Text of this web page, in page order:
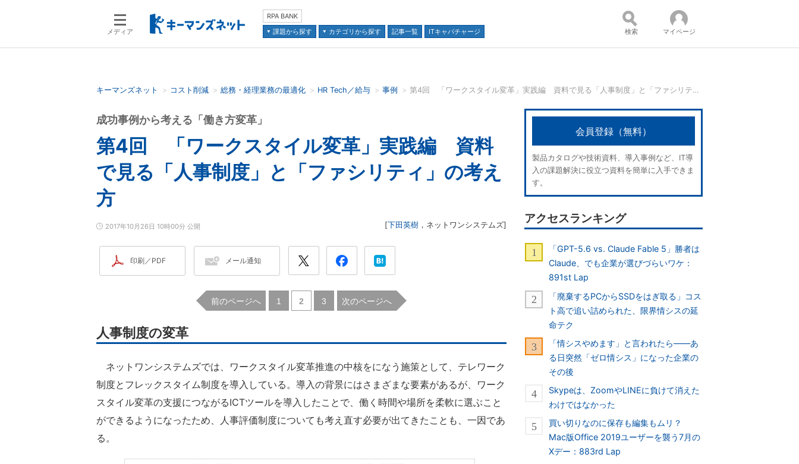
メディア
RPA BANK
課題から探す
カテゴリから探す 記事一覧 ITキャパチャージ
検索語を入力してください コンテンツ：
並び順：
検索 マイページ
キーマンズネット コスト削減 総務・経理業務の最適化 HR Tech／給与 事例 第4回 「ワークスタイル変革」実践編 資料で見る「人事制度」と「ファシリティ」の考え方：成功事例から考える「働き方変革」
第4回 「ワークスタイル変革」実践編 資料
で見る「人事制度」と「ファシリティ」の考え
方
成功事例から考える「働き方変革」
2017年10月26日 10時00分 公開 [下田英樹 ， ネットワンシステムズ]
印刷／PDF メール通知
前のページへ 1 2 3 次のページへ
人事制度の変革
ネットワンシステムズでは、ワークスタイル変革推進の中核をになう施策として、テレワーク
制度とフレックスタイム制度を導入している。導入の背景にはさまざまな要素があるが、ワーク
スタイル変革の支援につながるICTツールを導入したことで、働く時間や場所を柔軟に選ぶこと
ができるようになったため、人事評価制度についても考え直す必要が出てきたことも、一因であ
る。
会員登録（無料）
製品カタログや技術資料、導入事例など、IT導
入の課題解決に役立つ資料を簡単に入手できま
す。
アクセスランキング
「GPT-5.6 vs. Claude Fable 5」勝者は
Claude、でも企業が選びづらいワケ：
891st Lap
「廃棄するPCからSSDをはぎ取る」コス
ト高で追い詰められた、限界情シスの延
命テク
「情シスやめます」と言われたら――あ
る日突然「ゼロ情シス」になった企業の
その後
Skypeは、ZoomやLINEに負けて消えた
わけではなかった
買い切りなのに保存も編集もムリ？
Mac版Office 2019ユーザーを襲う7月の
Xデー：883rd Lap